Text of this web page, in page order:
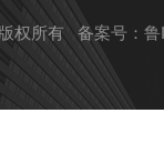
版权所有备案号：